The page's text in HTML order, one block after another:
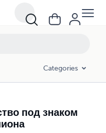
Categories
под знаком